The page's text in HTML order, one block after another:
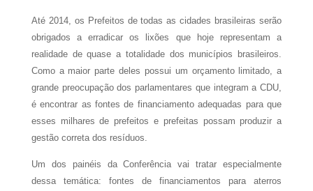
Até 2014, os Prefeitos de todas as cidades brasileiras serão
obrigados a erradicar os lixões que hoje representam a
realidade de quase a totalidade dos municípios brasileiros.
Como a maior parte deles possui um orçamento limitado, a
grande preocupação dos parlamentares que integram a CDU,
é encontrar as fontes de financiamento adequadas para que
esses milhares de prefeitos e prefeitas possam produzir a
gestão correta dos resíduos.
Um dos painéis da Conferência vai tratar especialmente
dessa temática: fontes de financiamentos para aterros